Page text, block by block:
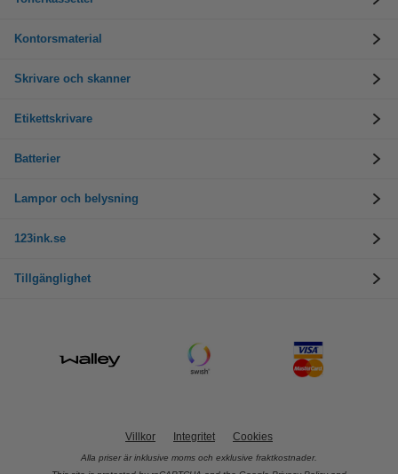
Kontorsmaterial
Skrivare och skanner
Etikettskrivare
Batterier
Lampor och belysning
123ink.se
Tillgänglighet
Villkor Integritet Cookies
Alla priser är inklusive moms och exklusive fraktkostnader.